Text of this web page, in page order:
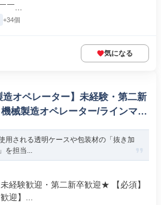
￣...
+34個
気になる
造オペレーター】未経験・第二新
械製造オペレーター/ラインマネ
用される透明ケースや包装材の「抜き加
を担当...
経験歓迎・第二新卒歓迎★ 【必須】
迎】...